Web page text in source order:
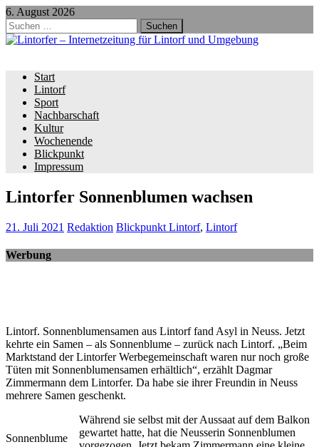
6. August 2026
Suchen
nach:
Start
Lintorf
Sport
Nachbarschaft
Kultur
Wochenende
Blickpunkt
Impressum
Lintorfer Sonnenblumen wachsen
21. Juli 2021 Redaktion Blickpunkt Lintorf, Lintorf
Werbung
Lintorf. Sonnenblumensamen aus Lintorf fand Asyl in Neuss. Jetzt
kehrte ein Samen – als Sonnenblume – zurück nach Lintorf. „Beim
Marktstand der Lintorfer Werbegemeinschaft waren nur noch große
Tüten mit Sonnenblumensamen erhältlich“, erzählt Dagmar
Zimmermann dem Lintorfer. Da habe sie ihrer Freundin in Neuss
mehrere Samen geschenkt.
Sonnenblume
Während sie selbst mit der Aussaat auf dem Balkon
gewartet hatte, hat die Neusserin Sonnenblumen